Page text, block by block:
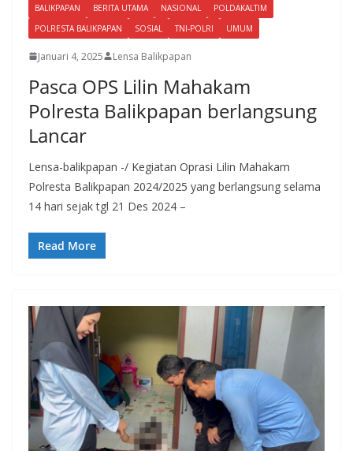
BALIKPAPAN BERITA UTAMA NASIONAL
POLDAKALTIM
POLRESTA BALIKPAPAN
SOSIAL TNI-POLRI UMUM
Januari 4, 2025 Lensa Balikpapan
Pasca OPS Lilin Mahakam
Polresta Balikpapan berlangsung
Lancar
Lensa-balikpapan -/ Kegiatan Oprasi Lilin Mahakam
Polresta Balikpapan 2024/2025 yang berlangsung selama
14 hari sejak tgl 21 Des 2024 –
Read More